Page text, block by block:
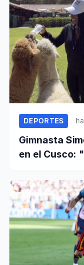
DEPORTES
Gimnasta
en el Cusco: